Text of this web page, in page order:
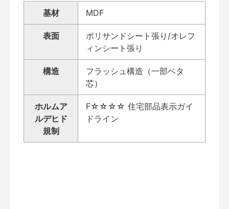
基材 MDF
表面
ポリサンドシート張り/オレフ
ィンシート張り
構造
フラッシュ構造（一部ベタ
芯）
ホルムア
ルデヒド
規制
F☆☆☆☆ 住宅部品表示ガイ
ドライン